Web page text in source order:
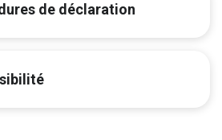
de déclaration